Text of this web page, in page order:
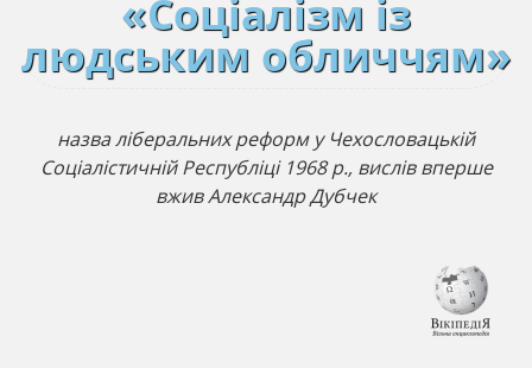
«Соціалізм із
людським обличчям»
назва ліберальних реформ у Чехословацькій
Соціалістичній Республіці 1968 р., вислів вперше
вжив Александр Дубчек